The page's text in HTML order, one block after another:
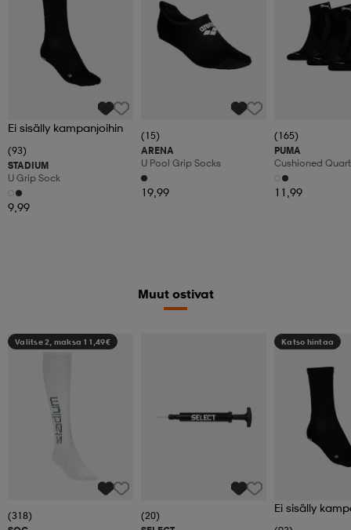
Ei sisälly kampanjoihin
(93)
STADIUM
U Grip Sock
9,99
(15)
ARENA
U Pool Grip Socks
19,99
(165)
PUMA
Cushioned
11,99
Muut ostivat
Valitse 2, maksa 11,49€
(318)
(20)
Katso hintaa
Ei sisälly